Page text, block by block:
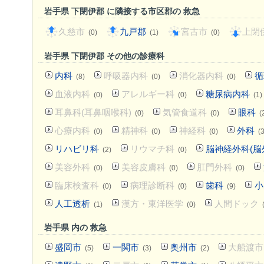
岩手県 下閉伊郡 に隣接する市区郡の 救急
久慈市 (0) 九戸郡 (1) 宮古市 (0) 上閉
岩手県 下閉伊郡 その他の診療科
内科 (8) 呼吸器内科 (0) 消化器内科 (0)
血液内科 (0) アレルギー科 (0) 糖尿病内科 (1)
耳鼻科(耳鼻咽喉科) (0) 気管食道科 (0) 眼科
心療内科 (0) 精神科 (0) 神経科 (0) 外科
リハビリ科 (2) リウマチ科 (0)
脳神経外科(脳
美容外科 (0) 美容皮膚科 (0) 肛門外科 (0)
臨床検査科 (0) 病理診断科 (0) 歯科 (9)
人工透析 (1) 漢方・東洋医学 (0) 人間ドック
岩手県 内の 救急
盛岡市 (5) 一関市 (3) 奥州市 (2)
大船渡市